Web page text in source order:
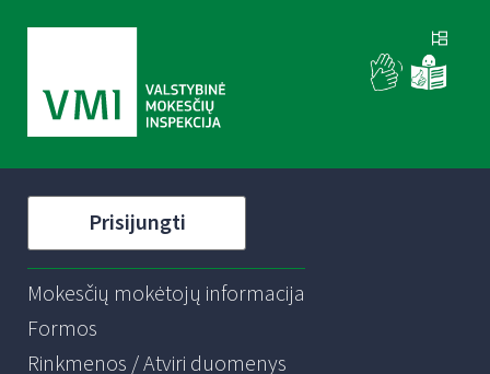
Prisijungti
Mokesčių mokėtojų informacija
Formos
Rinkmenos / Atviri duomenys